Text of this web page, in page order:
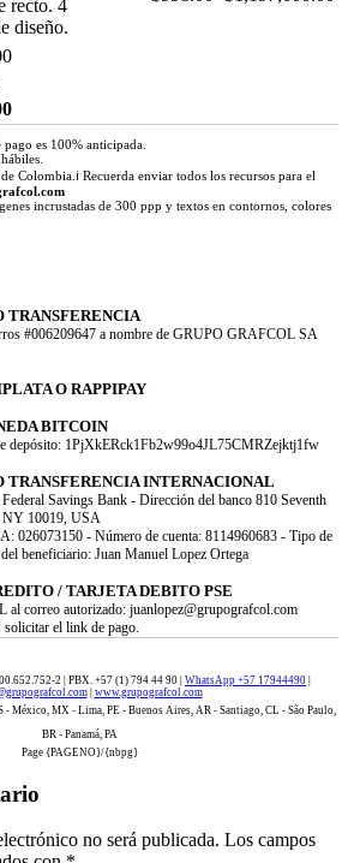
recto. 4
diseño.
es 100% anticipada.
Colombia.ℹ Recuerda enviar todos los recursos para el
incrustadas de 300 ppp y textos en contornos, colores
TRANSFERENCIA
#006209647 a nombre de GRUPO GRAFCOL SA
O RAPPIPAY
BITCOIN
depósito: 1PjXkERck1Fb2w99o4JL75CMRZejktj1fw
TRANSFERENCIA INTERNACIONAL
Savings Bank - Dirección del banco 810 Seventh
NY 10019, USA
026073150 - Número de cuenta: 8114960683 - Tipo de
beneficiario: Juan Manuel Lopez Ortega
/ TARJETA DEBITO PSE
al correo autorizado: juanlopez@grupografcol.com
el link de pago.
2 | PBX. +57 (1) 794 44 90 | WhatsApp +57 17944490
| www.grupografcol.com
México, MX - Lima, PE - Buenos Aires, AR - Santiago, CL - São Paulo,
BR - Panamá, PA
Page {PAGENO}/{nbpg}
no será publicada. Los campos